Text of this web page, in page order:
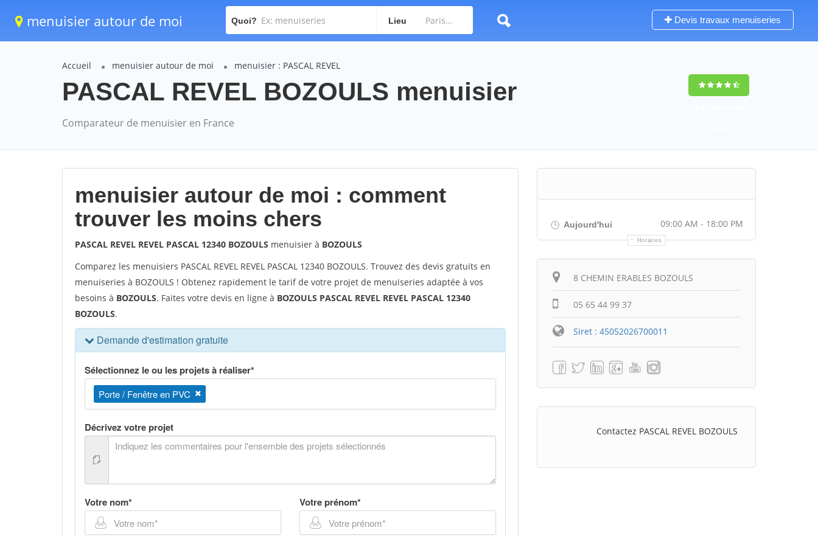
menuisier autour de moi Quoi? Lieu Devis travaux menuiseries
Accueil menuisier autour de moi menuisier : PASCAL REVEL
PASCAL REVEL BOZOULS menuisier
Comparateur de menuisier en France
menuisier autour de moi : comment
trouver les moins chers
PASCAL REVEL REVEL PASCAL 12340 BOZOULS menuisier à BOZOULS
Comparez les menuisiers PASCAL REVEL REVEL PASCAL 12340 BOZOULS. Trouvez des devis gratuits en
menuiseries à BOZOULS ! Obtenez rapidement le tarif de votre projet de menuiseries adaptée à vos
besoins à BOZOULS. Faites votre devis en ligne à BOZOULS PASCAL REVEL REVEL PASCAL 12340
BOZOULS.
Aujourd'hui 09:00 AM - 18:00 PM
Horaires
8 CHEMIN ERABLES BOZOULS
05 65 44 99 37
Siret : 45052026700011
Contactez PASCAL REVEL BOZOULS